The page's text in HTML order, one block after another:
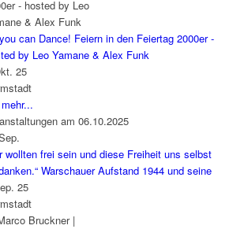
can Dance! Feiern in den Feiertag 2000er -
by Leo Yamane & Alex Funk
25
mehr...
am 06.10.2025
wollten frei sein und diese Freiheit uns selbst
Warschauer Aufstand 1944 und seine
25